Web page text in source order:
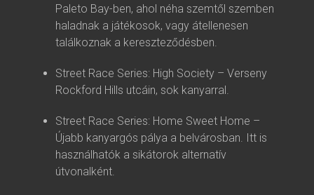
Paleto Bay-ben, ahol néha szemtől szemben
haladnak a játékosok, vagy átellenesen
találkoznak a kereszteződésben.
Street Race Series: High Society – Verseny
Rockford Hills utcáin, sok kanyarral.
Street Race Series: Home Sweet Home –
Újabb kanyargós pálya a belvárosban. Itt is
használhatók a sikátorok alternatív
útvonalként.